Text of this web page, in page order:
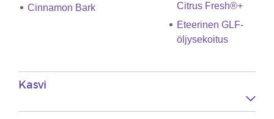
Cinnamon Bark
Citrus Fresh®+
Eteerinen GLF-
öljysekoitus
Kasvi